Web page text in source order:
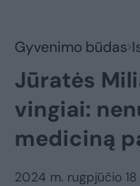
Gyvenimo būdas
Jūratės
vingiai:
mediciną
2024 m. rugpjūčio 18